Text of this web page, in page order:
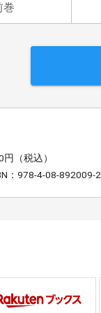
巻
円（税込）
：978-4-08-892009-2